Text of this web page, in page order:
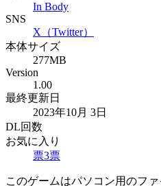
In Body
SNS
X（Twitter）
本体サイズ
277MB
Version
1.00
最終更新日
2023年10月 3日
DL回数
お気に入り
票3票
このゲームはパソコン用のファ